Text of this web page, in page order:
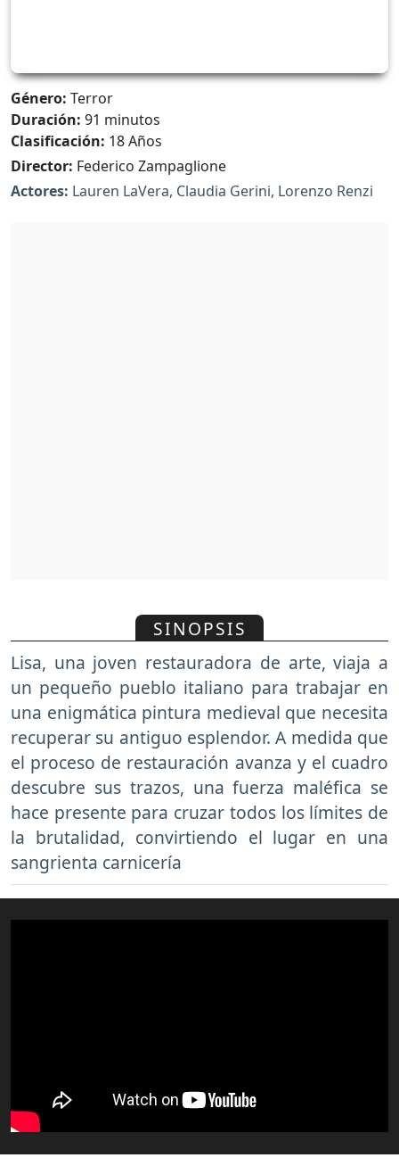
Género: Terror
Duración: 91 minutos
Clasificación: 18 Años
Director: Federico Zampaglione
Actores: Lauren LaVera, Claudia Gerini, Lorenzo Renzi
SINOPSIS
Lisa, una joven restauradora de arte, viaja a
un pequeño pueblo italiano para trabajar en
una enigmática pintura medieval que necesita
recuperar su antiguo esplendor. A medida que
el proceso de restauración avanza y el cuadro
descubre sus trazos, una fuerza maléfica se
hace presente para cruzar todos los límites de
la brutalidad, convirtiendo el lugar en una
sangrienta carnicería